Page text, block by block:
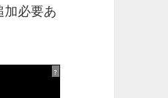
必要あ
?